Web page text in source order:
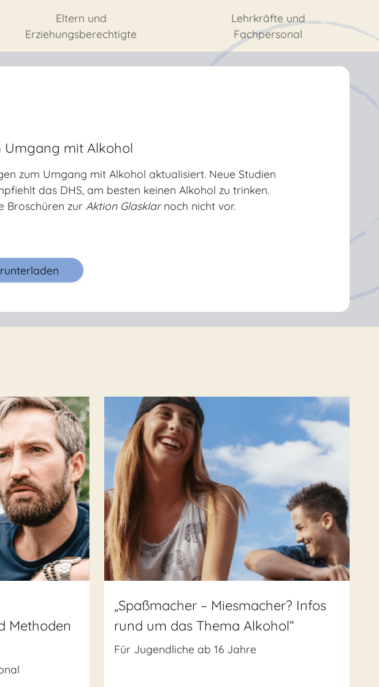
Eltern und
Erziehungsberechtigte
Lehrkräfte und
Fachpersonal
Umgang mit Alkohol
zum Umgang mit Alkohol aktualisiert. Neue Studien
das DHS, am besten keinen Alkohol zu trinken.
Broschüren zur Aktion Glasklarnoch nicht vor.
Methoden
„Spaßmacher – Miesmacher? Infos
rund um das Thema Alkohol“
Für Jugendliche ab 16 Jahre